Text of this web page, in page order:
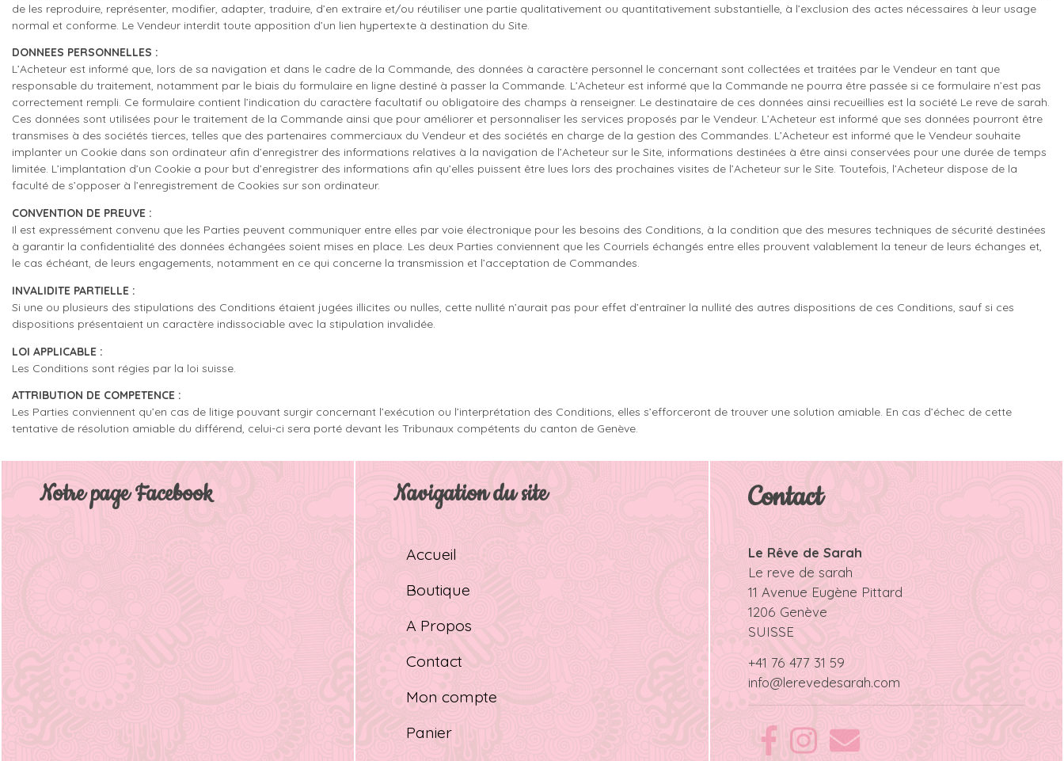
de les reproduire, représenter, modifier, adapter, traduire, d’en extraire et/ou réutiliser une partie qualitativement ou quantitativement substantielle, à l’exclusion des actes nécessaires à leur usage
normal et conforme. Le Vendeur interdit toute apposition d’un lien hypertexte à destination du Site.
DONNEES PERSONNELLES :
L’Acheteur est informé que, lors de sa navigation et dans le cadre de la Commande, des données à caractère personnel le concernant sont collectées et traitées par le Vendeur en tant que
responsable du traitement, notamment par le biais du formulaire en ligne destiné à passer la Commande. L’Acheteur est informé que la Commande ne pourra être passée si ce formulaire n’est pas
correctement rempli. Ce formulaire contient l’indication du caractère facultatif ou obligatoire des champs à renseigner. Le destinataire de ces données ainsi recueillies est la société Le reve de sarah.
Ces données sont utilisées pour le traitement de la Commande ainsi que pour améliorer et personnaliser les services proposés par le Vendeur. L’Acheteur est informé que ses données pourront être
transmises à des sociétés tierces, telles que des partenaires commerciaux du Vendeur et des sociétés en charge de la gestion des Commandes. L’Acheteur est informé que le Vendeur souhaite
implanter un Cookie dans son ordinateur afin d’enregistrer des informations relatives à la navigation de l’Acheteur sur le Site, informations destinées à être ainsi conservées pour une durée de temps
limitée. L’implantation d’un Cookie a pour but d’enregistrer des informations afin qu’elles puissent être lues lors des prochaines visites de l’Acheteur sur le Site. Toutefois, l’Acheteur dispose de la
faculté de s’opposer à l’enregistrement de Cookies sur son ordinateur.
CONVENTION DE PREUVE :
Il est expressément convenu que les Parties peuvent communiquer entre elles par voie électronique pour les besoins des Conditions, à la condition que des mesures techniques de sécurité destinées
à garantir la confidentialité des données échangées soient mises en place. Les deux Parties conviennent que les Courriels échangés entre elles prouvent valablement la teneur de leurs échanges et,
le cas échéant, de leurs engagements, notamment en ce qui concerne la transmission et l’acceptation de Commandes.
INVALIDITE PARTIELLE :
Si une ou plusieurs des stipulations des Conditions étaient jugées illicites ou nulles, cette nullité n’aurait pas pour effet d’entraîner la nullité des autres dispositions de ces Conditions, sauf si ces
dispositions présentaient un caractère indissociable avec la stipulation invalidée.
LOI APPLICABLE :
Les Conditions sont régies par la loi suisse.
ATTRIBUTION DE COMPETENCE :
Les Parties conviennent qu’en cas de litige pouvant surgir concernant l’exécution ou l’interprétation des Conditions, elles s’efforceront de trouver une solution amiable. En cas d’échec de cette
tentative de résolution amiable du différend, celui-ci sera porté devant les Tribunaux compétents du canton de Genève.
Notre page Facebook Navigation du site
Accueil
Boutique
A Propos
Contact
Mon compte
Panier
Contact
Le Rêve de Sarah
Le reve de sarah
11 Avenue Eugène Pittard
1206 Genève
SUISSE
+41 76 477 31 59
info@lerevedesarah.com